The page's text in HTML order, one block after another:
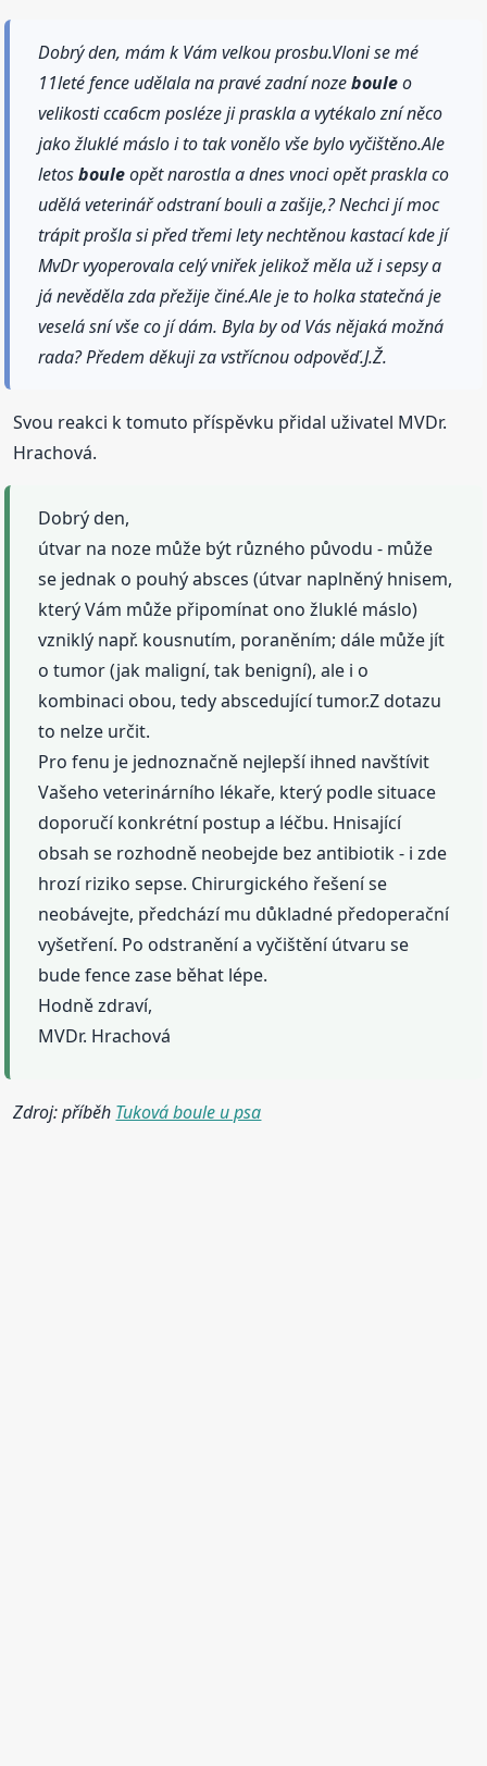
Dobrý den, mám k Vám velkou prosbu.Vloni se mé
11leté fence udělala na pravé zadní nozebouleo
velikosti cca6cm posléze ji praskla a vytékalo zní něco
jako žluklé máslo i to tak vonělo vše bylo vyčištěno.Ale
letosbouleopět narostla a dnes vnoci opět praskla co
udělá veterinář odstraní bouli a zašije,? Nechci jí moc
trápit prošla si před třemi lety nechtěnou kastací kde jí
MvDr vyoperovala celý vniřek jelikož měla už i sepsy a
já nevěděla zda přežije činé.Ale je to holka statečná je
veselá sní vše co jí dám. Byla by od Vás nějaká možná
rada? Předem děkuji za vstřícnou odpověď.J.Ž.
Svou reakci k tomuto příspěvku přidal uživatel MVDr.
Hrachová.
Dobrý den,
útvar na noze může být různého původu - může
se jednak o pouhý absces (útvar naplněný hnisem,
který Vám může připomínat ono žluklé máslo)
vzniklý např. kousnutím, poraněním; dále může jít
o tumor (jak maligní, tak benigní), ale i o
kombinaci obou, tedy abscedující tumor.Z dotazu
to nelze určit.
Pro fenu je jednoznačně nejlepší ihned navštívit
Vašeho veterinárního lékaře, který podle situace
doporučí konkrétní postup a léčbu. Hnisající
obsah se rozhodně neobejde bez antibiotik - i zde
hrozí riziko sepse. Chirurgického řešení se
neobávejte, předchází mu důkladné předoperační
vyšetření. Po odstranění a vyčištění útvaru se
bude fence zase běhat lépe.
Hodně zdraví,
MVDr. Hrachová
Zdroj: příběh Tuková boule u psa